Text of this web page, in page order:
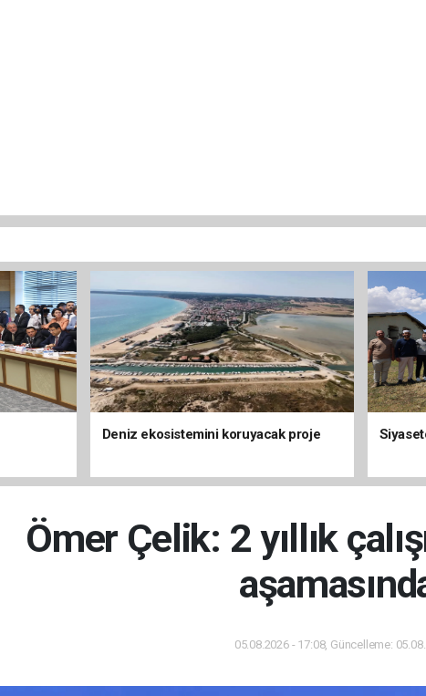
Deniz ekosistemini koruyacak proje
Ömer Çelik: 2 yıllık
05.08.2026 - 17:08, Güncelleme: